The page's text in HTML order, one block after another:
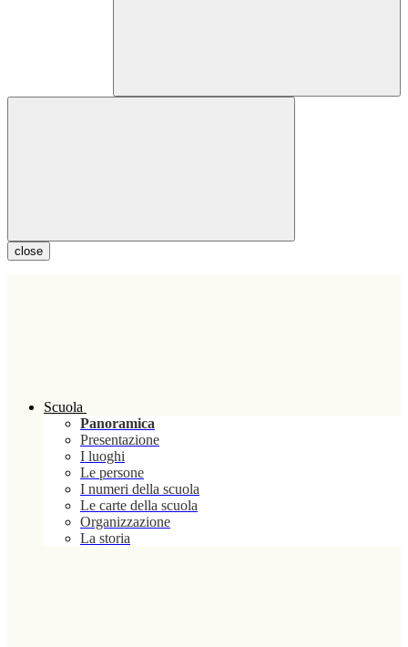
close
Scuola
Panoramica
Presentazione
I luoghi
Le persone
I numeri della scuola
Le carte della scuola
Organizzazione
La storia